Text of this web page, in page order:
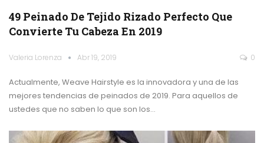
49 Peinado De Tejido Rizado Perfecto Que
Convierte Tu Cabeza En 2019
Valeria Lorenza Abr 19, 2019 0
Actualmente, Weave Hairstyle es la innovadora y una de las
mejores tendencias de peinados de 2019. Para aquellos de
ustedes que no saben lo que son los…